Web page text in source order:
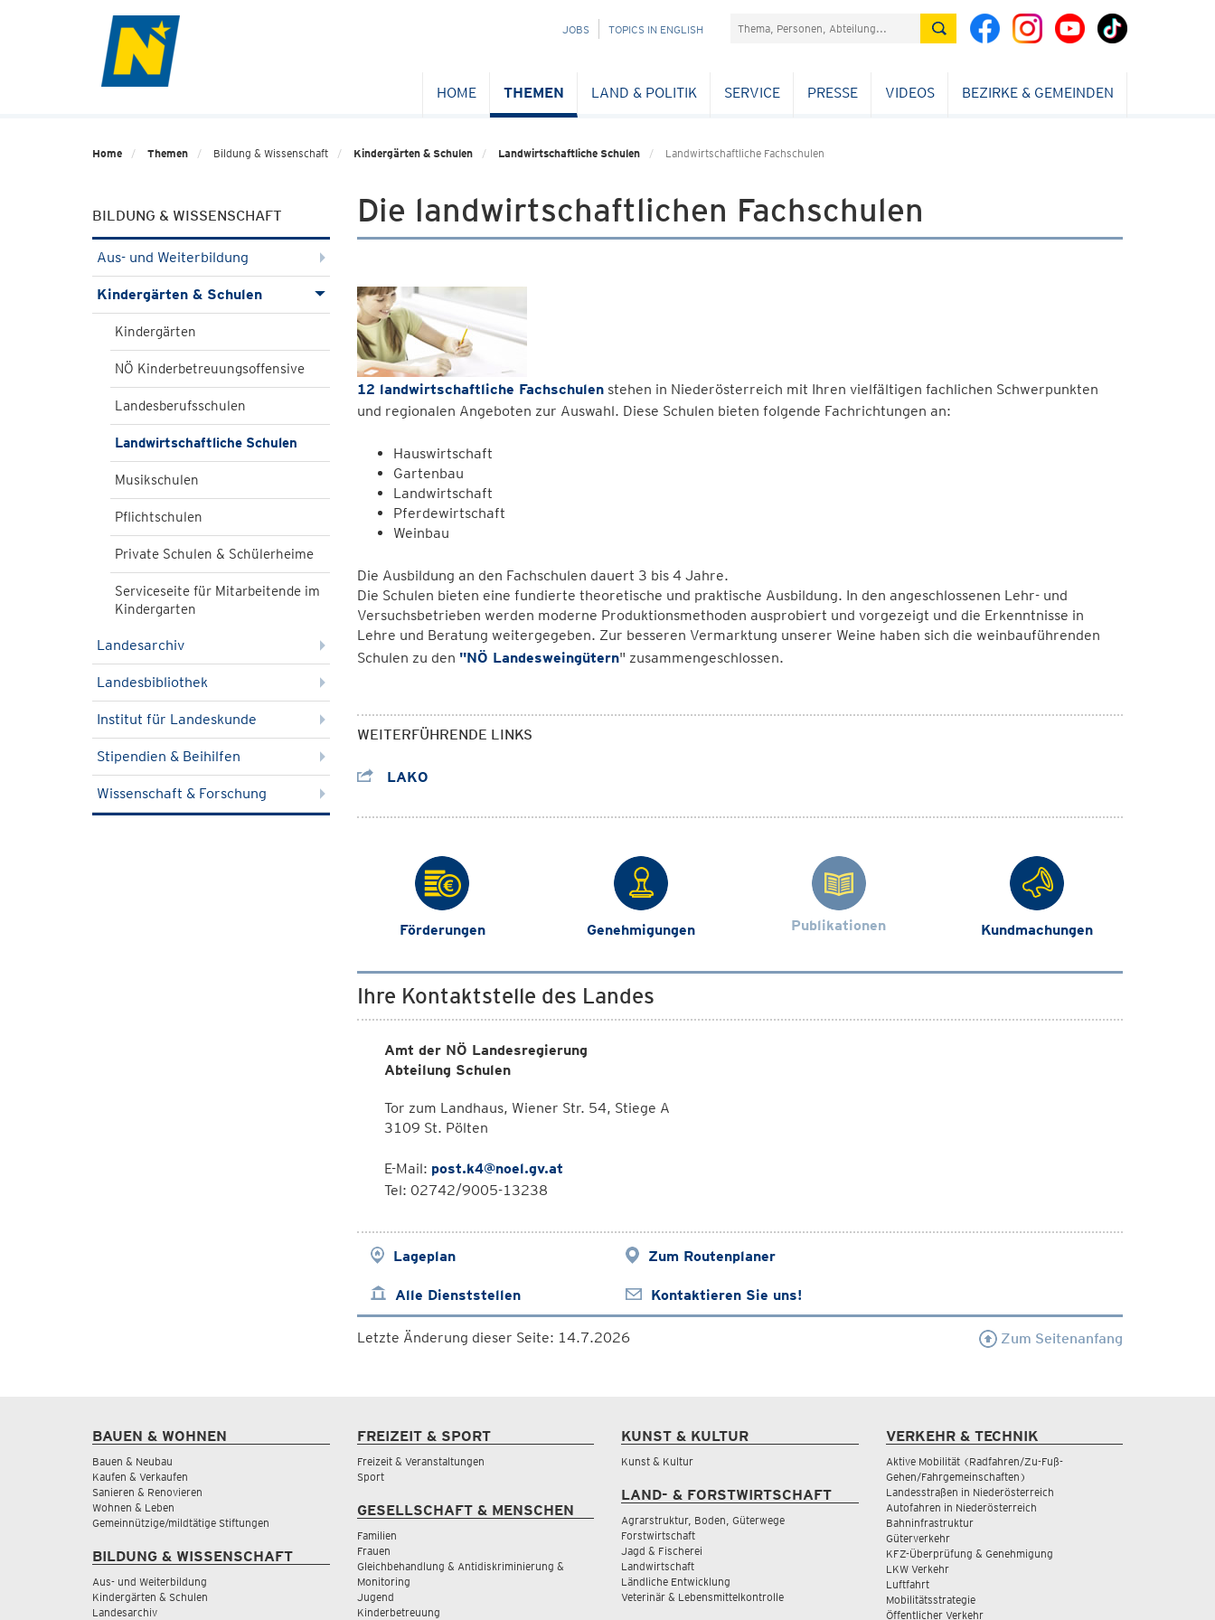
NAVIGATION
JOBS TOPICS IN ENGLISH Suchefeld
HOME THEMEN LAND & POLITIK SERVICE PRESSE VIDEOS BEZIRKE & GEMEINDEN
Home Themen Bildung & Wissenschaft Kindergärten & Schulen Landwirtschaftliche Schulen Landwirtschaftliche Fachschulen
BILDUNG & WISSENSCHAFT
Aus- und Weiterbildung
Kindergärten & Schulen
Kindergärten
NÖ Kinderbetreuungsoffensive
Landesberufsschulen
Landwirtschaftliche Schulen
Musikschulen
Pflichtschulen
Private Schulen & Schülerheime
Serviceseite für Mitarbeitende im
Kindergarten
Landesarchiv
Landesbibliothek
Institut für Landeskunde
Stipendien & Beihilfen
Wissenschaft & Forschung
Die landwirtschaftlichen Fachschulen
12 landwirtschaftliche Fachschulenstehen in Niederösterreich mit Ihren vielfältigen fachlichen Schwerpunkten
und regionalen Angeboten zur Auswahl. Diese Schulen bieten folgende Fachrichtungen an:
Hauswirtschaft
Gartenbau
Landwirtschaft
Pferdewirtschaft
Weinbau
Die Ausbildung an den Fachschulen dauert 3 bis 4 Jahre.
Die Schulen bieten eine fundierte theoretische und praktische Ausbildung. In den angeschlossenen Lehr- und
Versuchsbetrieben werden moderne Produktionsmethoden ausprobiert und vorgezeigt und die Erkenntnisse in
Lehre und Beratung weitergegeben. Zur besseren Vermarktung unserer Weine haben sich die weinbauführenden
Schulen zu den "NÖ Landesweingütern" zusammengeschlossen.
WEITERFÜHRENDE LINKS
LAKO
Förderungen Genehmigungen Publikationen Kundmachungen
Ihre Kontaktstelle des Landes
Amt der NÖ Landesregierung
Abteilung Schulen
Tor zum Landhaus, Wiener Str. 54, Stiege A
3109 St. Pölten
E-Mail: post.k4@noel.gv.at
Tel: 02742/9005-13238
Lageplan Zum Routenplaner
Alle Dienststellen Kontaktieren Sie uns!
Letzte Änderung dieser Seite: 14.7.2026 Zum Seitenanfang
BAUEN & WOHNEN
Bauen & Neubau
Kaufen & Verkaufen
Sanieren & Renovieren
Wohnen & Leben
Gemeinnützige/mildtätige Stiftungen
BILDUNG & WISSENSCHAFT
Aus- und Weiterbildung
Kindergärten & Schulen
Landesarchiv
FREIZEIT & SPORT
Freizeit & Veranstaltungen
Sport
GESELLSCHAFT & MENSCHEN
Familien
Frauen
Gleichbehandlung & Antidiskriminierung &
Monitoring
Jugend
Kinderbetreuung
KUNST & KULTUR
Kunst & Kultur
LAND- & FORSTWIRTSCHAFT
Agrarstruktur, Boden, Güterwege
Forstwirtschaft
Jagd & Fischerei
Landwirtschaft
Ländliche Entwicklung
Veterinär & Lebensmittelkontrolle
VERKEHR & TECHNIK
Aktive Mobilität (Radfahren/Zu-Fuß-
Gehen/Fahrgemeinschaften)
Landesstraßen in Niederösterreich
Autofahren in Niederösterreich
Bahninfrastruktur
Güterverkehr
KFZ-Überprüfung & Genehmigung
LKW Verkehr
Luftfahrt
Mobilitätsstrategie
Öffentlicher Verkehr